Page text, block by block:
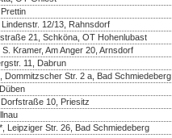
12/13, Rahnsdorf
21, Schköna, OT Hohenlubast
Kramer, Am Anger 20, Arnsdorf
11, Dabrun
Dommitzscher Str. 2 a, Bad Schmiedeberg
10, Priesitz
Leipziger Str. 26, Bad Schmiedeberg